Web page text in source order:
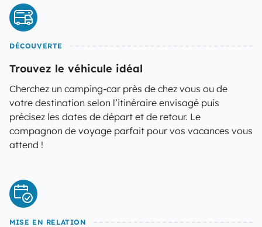
DÉCOUVERTE
Trouvez le véhicule idéal
Cherchez un camping-car près de chez vous ou de
votre destination selon l’itinéraire envisagé puis
précisez les dates de départ et de retour. Le
compagnon de voyage parfait pour vos vacances vous
attend !
MISE EN RELATION